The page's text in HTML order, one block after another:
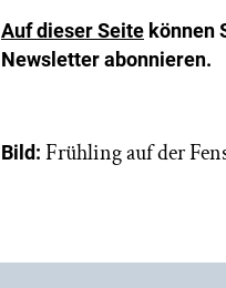
Auf dieser Seite können
Newsletter abonnieren.
Bild: Frühling auf der